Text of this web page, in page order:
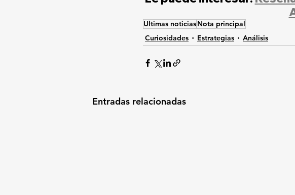
Ultimas noticiasNota principal
Curiosidades
Estrategias Análisis
Entradas relacionadas